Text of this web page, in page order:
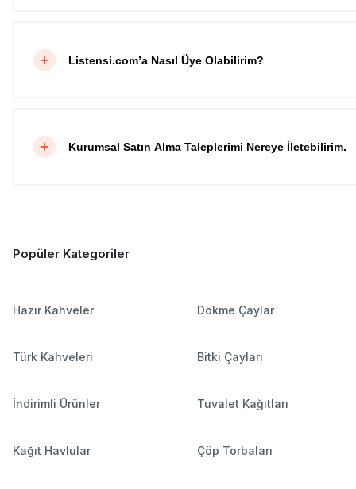
Listensi.com’a Nasıl Üye Olabilirim?
Kurumsal Satın Alma Taleplerimi Nereye İletebilirim.
Popüler Kategoriler
Hazır Kahveler Dökme Çaylar
Türk Kahveleri Bitki Çayları
İndirimli Ürünler Tuvalet Kağıtları
Kağıt Havlular Çöp Torbaları